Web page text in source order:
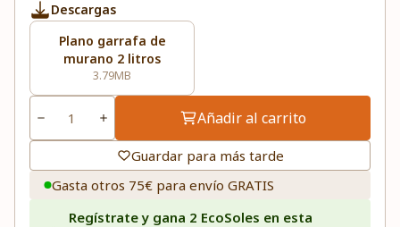
Descargas
Plano garrafa de
murano 2 litros
3.79MB
Añadir al carrito
Guardar para más tarde
Gasta otros 75€ para envío GRATIS
Regístrate y gana 2 EcoSoles en esta